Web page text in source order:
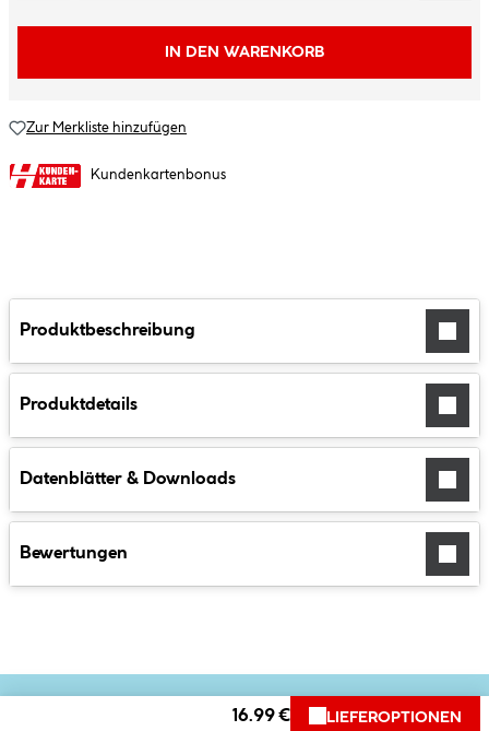
IN DEN WARENKORB
Zur Merkliste hinzufügen
Kundenkartenbonus
Produktbeschreibung
Produktdetails
Datenblätter & Downloads
Bewertungen
16.99 € LIEFEROPTIONEN